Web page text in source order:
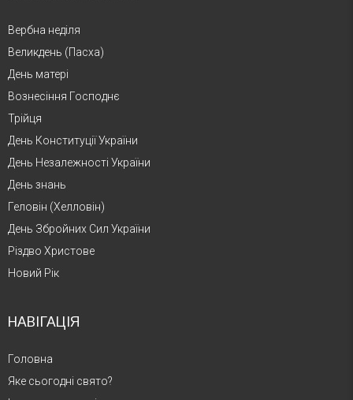
Вербна неділя
Великдень (Пасха)
День матері
Вознесіння Господнє
Трійця
День Конституції України
День Незалежності України
День знань
Геловін (Хелловін)
День Збройних Сил України
Різдво Христове
Новий Рік
НАВІГАЦІЯ
Головна
Яке сьогодні свято?